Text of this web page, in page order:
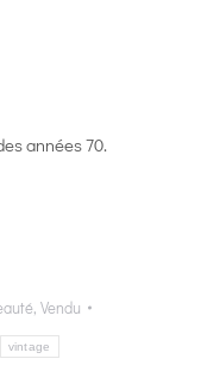
années 70.
, Vendu
vintage